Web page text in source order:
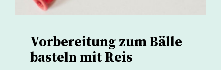
Vorbereitung zum Bälle
basteln mit Reis